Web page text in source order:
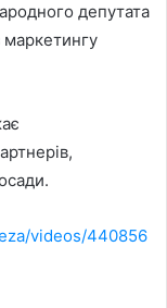
депутата
маркетингу
videos/440856